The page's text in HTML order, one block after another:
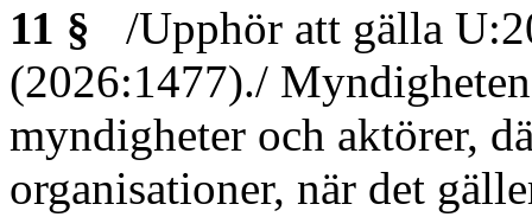
11 § /Upphör att gälla
(2026:1477)./
myndigheter och aktörer,
organisationer, när det